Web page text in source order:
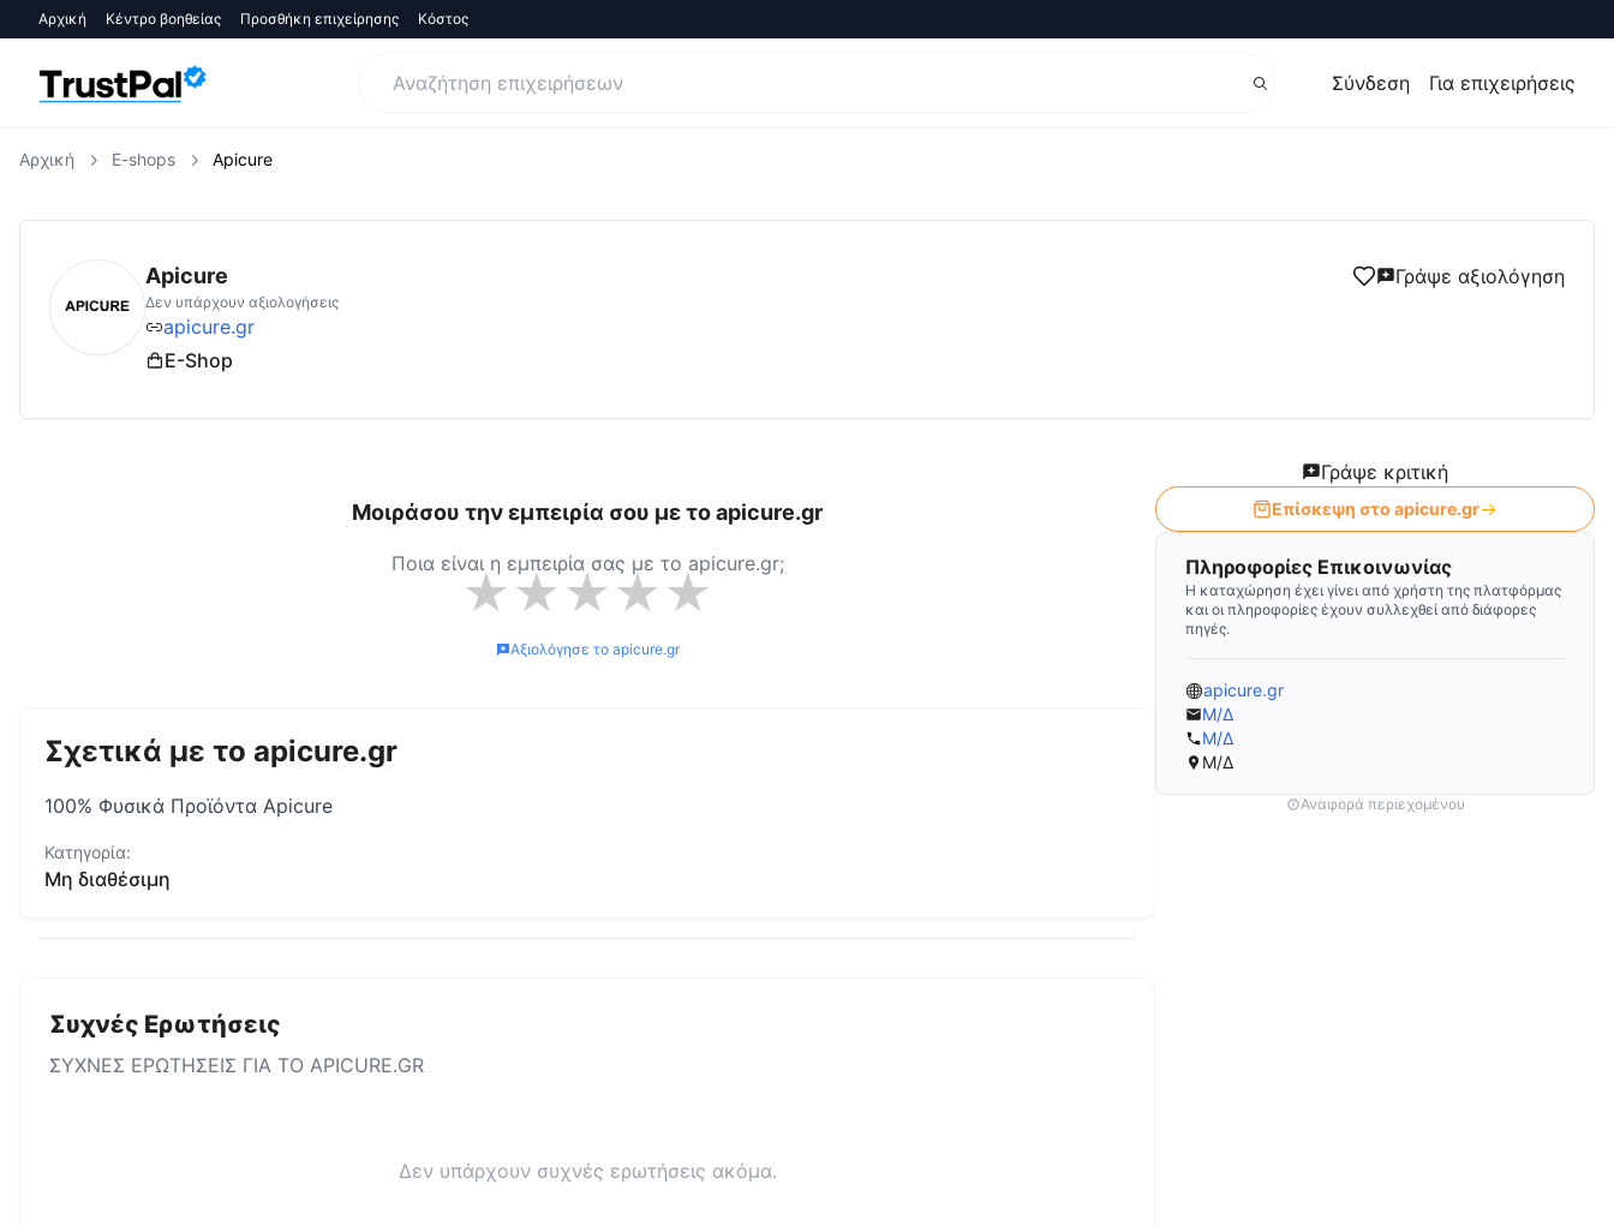
Αρχική Κέντρο βοηθείας Προσθήκη επιχείρησης Κόστος
Σύνδεση Για επιχειρήσεις
Αρχική E-shops Apicure
apicure.gr
Apicure Γράψε αξιολόγηση
Δεν υπάρχουν αξιολογήσεις
apicure.gr
E-Shop
Μοιράσου την εμπειρία σου με τοapicure.gr
Ποια είναι η εμπειρία σας με το apicure.gr;
★★★★★
Αξιολόγησε το apicure.gr
Σχετικά με το apicure.gr
100% Φυσικά Προϊόντα Apicure
Κατηγορία:
Μη διαθέσιμη
Συχνές Ερωτήσεις
ΣΥΧΝΕΣ ΕΡΩΤΗΣΕΙΣ ΓΙΑ ΤΟ APICURE.GR
Δεν υπάρχουν συχνές ερωτήσεις ακόμα.
Γράψε κριτική
Επίσκεψη στο apicure.gr
Πληροφορίες Επικοινωνίας
Η καταχώρηση έχει γίνει από χρήστη της πλατφόρμας
και οι πληροφορίες έχουν συλλεχθεί από διάφορες
πηγές.
apicure.gr
Μ/Δ
Μ/Δ
Μ/Δ
Αναφορά περιεχομένου